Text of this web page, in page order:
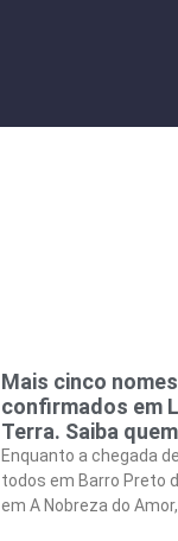
Mais cinco
confirmados em
Terra. Saiba
Enquanto a chegada
todos em Barro Preto
em A Nobreza do